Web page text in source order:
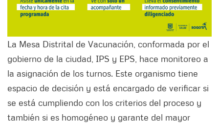
La Mesa Distrital de Vacunación, conformada por el
gobierno de la ciudad, IPS y EPS, hace monitoreo a
la asignación de los turnos. Este organismo tiene
espacio de decisión y está encargado de verificar si
se está cumpliendo con los criterios del proceso y
también si es homogéneo y garante del mayor